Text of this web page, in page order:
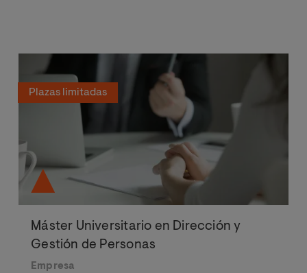
Plazas limitadas
Máster Universitario en Dirección y
Gestión de Personas
Empresa